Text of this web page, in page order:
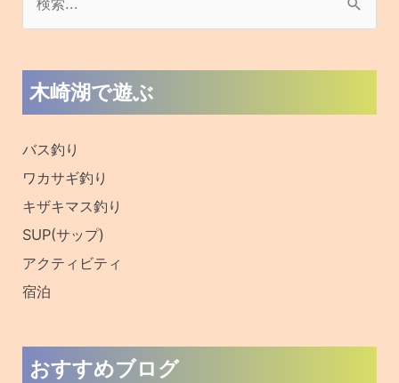
象
木崎湖で遊ぶ
バス釣り
ワカサギ釣り
キザキマス釣り
SUP(サップ)
アクティビティ
宿泊
おすすめブログ